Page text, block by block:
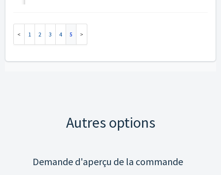
1 2 3 4 5
Autres options
Demande d'aperçu de la commande